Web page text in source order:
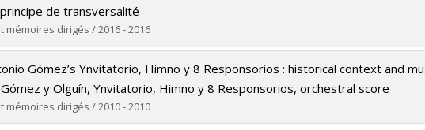
M.A.
le document dans Papyrus
de transversalité
mémoires dirigés / 2016 - 2016
:Turcotte, Christian
M. Mus.
le document dans Papyrus
Gómez’s Ynvitatorio, Himno y 8 Responsorios : historical context and
y Olguín, Ynvitatorio, Himno y 8 Responsorios, orchestral score
mémoires dirigés / 2010 - 2010